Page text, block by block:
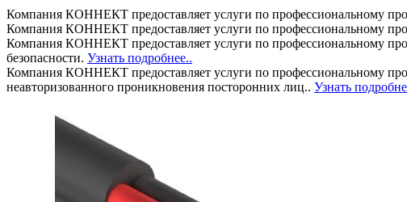
Компания КОННЕКТ предоставляет услуги по профессиональному
Компания КОННЕКТ предоставляет услуги по профессиональному
Компания КОННЕКТ предоставляет услуги по профессиональному
безопасности. Узнать подробнее..
Компания КОННЕКТ предоставляет услуги по профессиональному
неавторизованного проникновения посторонних лиц.. Узнать